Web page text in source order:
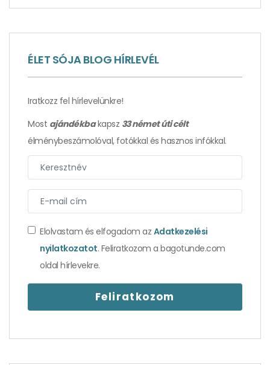
Hálaünnep
Beethovenről
ÉLET SÓJA BLOG HÍRLEVÉL
Iratkozz fel hírlevelünkre!
Most ajándékbakapsz 33 német úti célt
élménybeszámolóval, fotókkal és hasznos infókkal.
Elolvastam és elfogadom az Adatkezelési
nyilatkozatot. Feliratkozom a bagotunde.com
oldal hírlevekre.